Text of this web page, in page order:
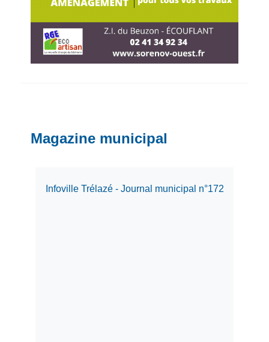
Magazine municipal
Infoville Trélazé - Journal municipal n°172